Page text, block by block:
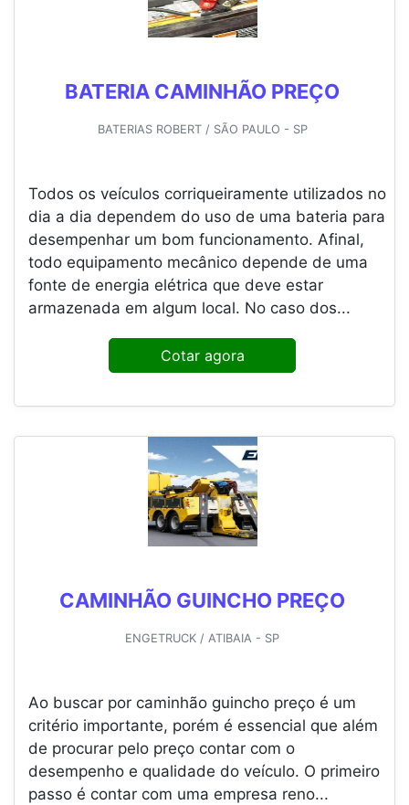
BATERIA CAMINHÃO PREÇO
BATERIAS ROBERT / SÃO PAULO - SP
Todos os veículos corriqueiramente utilizados no
dia a dia dependem do uso de uma bateria para
desempenhar um bom funcionamento. Afinal,
todo equipamento mecânico depende de uma
fonte de energia elétrica que deve estar
armazenada em algum local. No caso dos...
Cotar agora
CAMINHÃO GUINCHO PREÇO
ENGETRUCK / ATIBAIA - SP
Ao buscar por caminhão guincho preço é um
critério importante, porém é essencial que além
de procurar pelo preço contar com o
desempenho e qualidade do veículo. O primeiro
passo é contar com uma empresa reno...